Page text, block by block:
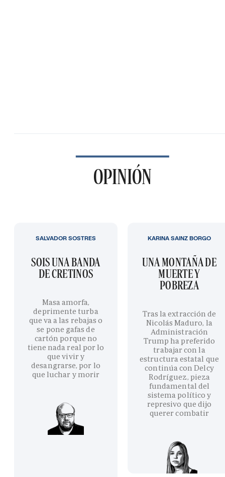
OPINIÓN
SOIS UNA BANDA
DE CRETINOS
Masa amorfa,
deprimente turba
que va a las rebajas o
se pone gafas de
cartón porque no
tiene nada real por lo
que vivir y
desangrarse, por lo
que luchar y morir
SALVADOR SOSTRES
UNA MONTAÑA DE
MUERTE Y
POBREZA
Tras la extracción de
Nicolás Maduro, la
Administración
Trump ha preferido
trabajar con la
estructura estatal que
continúa con Delcy
Rodríguez, pieza
fundamental del
sistema político y
represivo que dijo
querer combatir
KARINA SAINZ BORGO